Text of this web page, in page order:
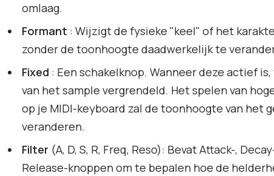
omlaag.
Formant : Wijzigt de fysieke "keel" of het
zonder de toonhoogte daadwerkelijk te
Fixed : Een schakelknop. Wanneer deze actief
van het sample vergrendeld. Het spelen van
op je MIDI-keyboard zal de toonhoogte van het
veranderen.
Filter (A, D, S, R, Freq, Reso): Bevat Attack-,
Release-knoppen om te bepalen hoe de